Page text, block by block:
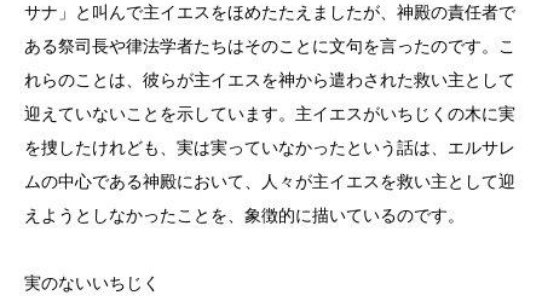
サナ」と叫んで主イエスをほめたたえましたが、神殿の責任者で
ある祭司長や律法学者たちはそのことに文句を言ったのです。こ
れらのことは、彼らが主イエスを神から遣わされた救い主として
迎えていないことを示しています。主イエスがいちじくの木に実
を捜したけれども、実は実っていなかったという話は、エルサレ
ムの中心である神殿において、人々が主イエスを救い主として迎
えようとしなかったことを、象徴的に描いているのです。
実のないいちじく